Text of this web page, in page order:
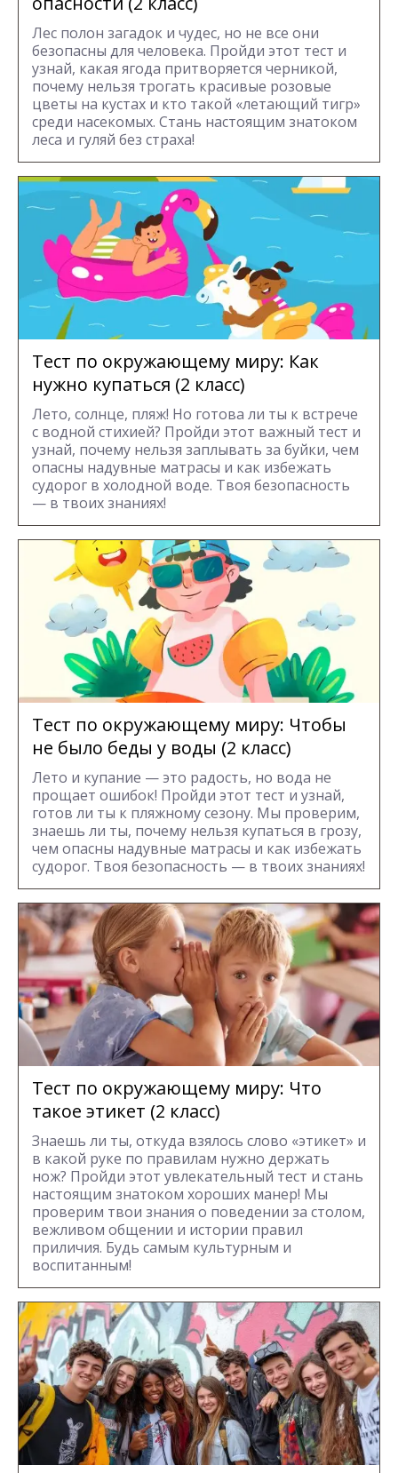
Лес полон загадок и чудес, но не все они
безопасны для человека. Пройди этот тест и
узнай, какая ягода притворяется черникой,
почему нельзя трогать красивые розовые
цветы на кустах и кто такой «летающий тигр»
среди насекомых. Стань настоящим знатоком
леса и гуляй без страха!
Тест по окружающему миру: Как
нужно купаться (2 класс)
Лето, солнце, пляж! Но готова ли ты к встрече
с водной стихией? Пройди этот важный тест и
узнай, почему нельзя заплывать за буйки, чем
опасны надувные матрасы и как избежать
судорог в холодной воде. Твоя безопасность
— в твоих знаниях!
Тест по окружающему миру: Чтобы
не было беды у воды (2 класс)
Лето и купание — это радость, но вода не
прощает ошибок! Пройди этот тест и узнай,
готов ли ты к пляжному сезону. Мы проверим,
знаешь ли ты, почему нельзя купаться в грозу,
чем опасны надувные матрасы и как избежать
судорог. Твоя безопасность — в твоих знаниях!
Тест по окружающему миру: Что
такое этикет (2 класс)
Знаешь ли ты, откуда взялось слово «этикет» и
в какой руке по правилам нужно держать
нож? Пройди этот увлекательный тест и стань
настоящим знатоком хороших манер! Мы
проверим твои знания о поведении за столом,
вежливом общении и истории правил
приличия. Будь самым культурным и
воспитанным!